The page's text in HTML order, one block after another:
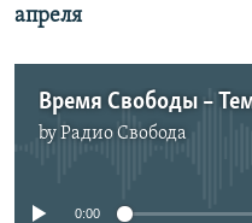
апреля
Время Свободы –
byРадио Свобода
No media
0:00